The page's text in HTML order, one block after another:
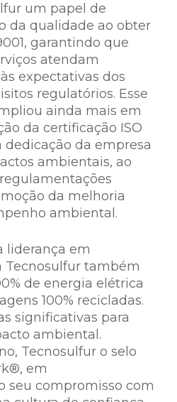
um papel de
da qualidade ao obter
garantindo que
atendam
expectativas dos
regulatórios. Esse
ainda mais em
da certificação ISO
dedicação da empresa
ambientais, ao
da melhoria
ambiental.
liderança em
Tecnosulfur também
de energia elétrica
100% recicladas.
significativas para
ambiental.
Tecnosulfur o selo
em
seu compromisso com